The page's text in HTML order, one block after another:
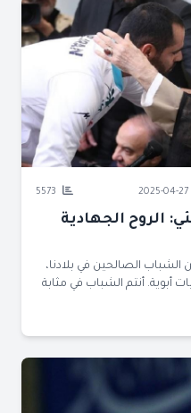
الروح الجهادية
الشباب الصالحين في بلادنا،
أبوية. أنتم الشباب في مثابة